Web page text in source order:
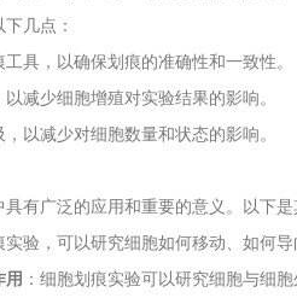
几点：
具，以确保划痕的准确性和一致性。
减少细胞增殖对实验结果的影响。
以减少对细胞数量和状态的影响。
有广泛的应用和重要的意义。以下
实验，可以研究细胞如何移动、如何
用 ：细胞划痕实验可以研究细胞与细